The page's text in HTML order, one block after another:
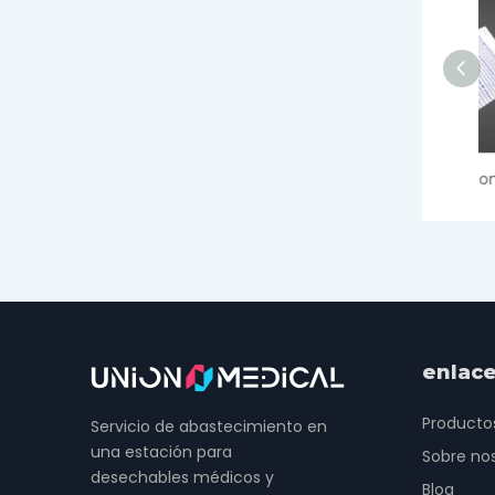
Servicio de abastecimiento en
una estación para
desechables médicos y
Sobre
Blog